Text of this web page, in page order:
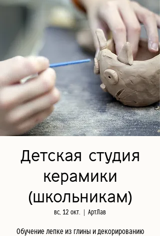
Детская студия
керамики
(школьникам)
вс, 12 окт. АртЛав
Обучение лепке из глины и декорированию